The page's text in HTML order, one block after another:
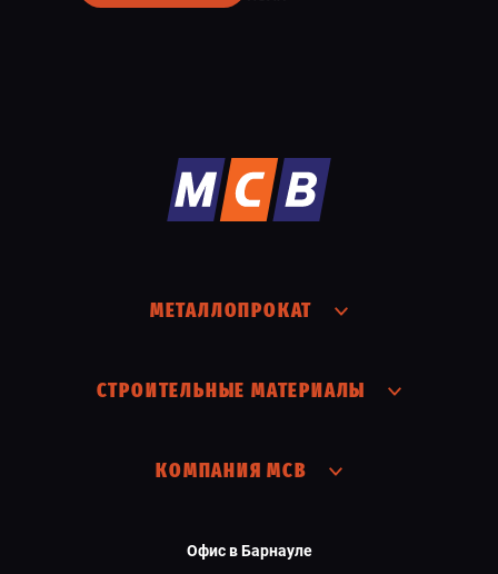
МЕТАЛЛОПРОКАТ
СТРОИТЕЛЬНЫЕ МАТЕРИАЛЫ
КОМПАНИЯ МСВ
Офис в Барнауле